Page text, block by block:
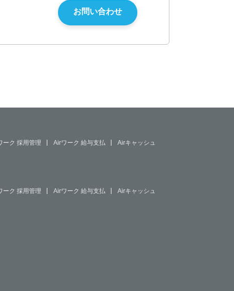
ーク 採用管理 Airワーク 給与支払
Airキャッシュ
ーク 採用管理 Airワーク 給与支払
Airキャッシュ